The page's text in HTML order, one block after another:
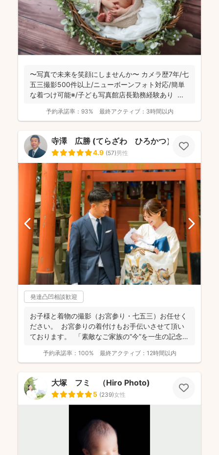
〜写真で未来を笑顔にしませんか〜 カメラ歴7年/七
五三撮影500件以上/ニューボーンフォト対応/簡単
な着つけ可能※/子ども写真館店長勤務経験あり ...
予約承諾率： 93% 最終アクティブ： 3時間以内
寺澤 広勝 (てらざわ ひろかつ）
4.9 (57)男性
発達凸凹相談歓迎
お子様と着物の撮影（お宮参り・七五三）お任せく
ださい。 お宮参りの着付けもお手伝いさせて頂い
ております。 「素敵なご家族の“今”を一生の記念
予約承諾率： 100% 最終アクティブ： 12時間以内
大塚 フミ （Hiro Photo)
5 (239)女性